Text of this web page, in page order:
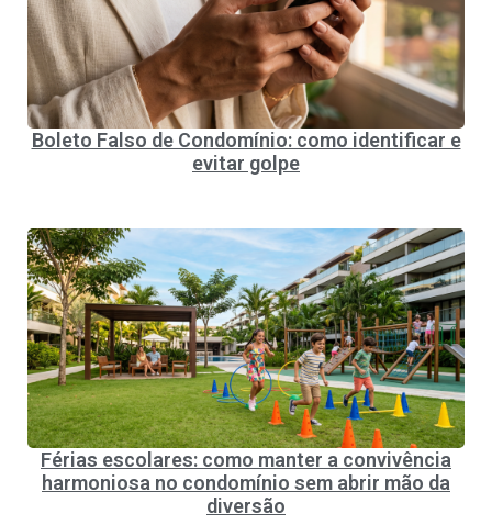
Boleto Falso de Condomínio: como identificar e
evitar golpe
Férias escolares: como manter a convivência
harmoniosa no condomínio sem abrir mão da
diversão